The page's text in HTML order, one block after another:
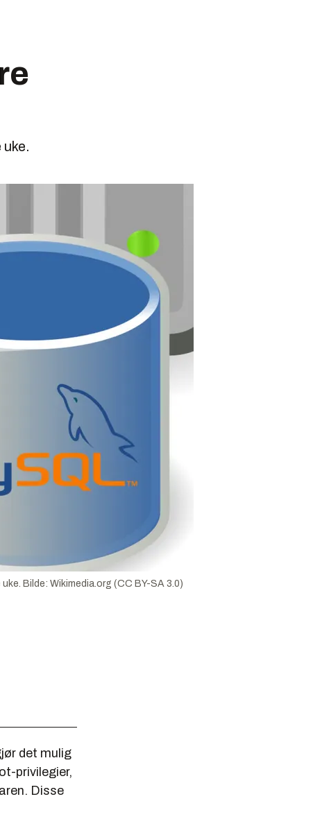
Bilde: Wikimedia.org (CC BY-SA 3.0)
det mulig
privilegier,
Disse